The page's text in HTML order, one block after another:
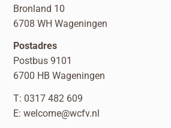
Bronland 10
6708 WH Wageningen
Postadres
Postbus 9101
6700 HB Wageningen
T: 0317 482 609
E:welcome@wcfv.nl